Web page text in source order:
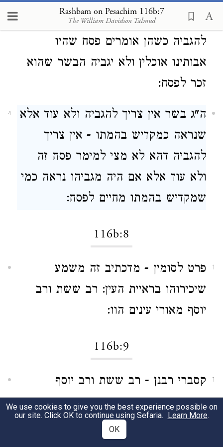
Rashbam on Pesachim 116b:7
The William Davidson Talmud
3
בשר - של מיני תבשילין אין צריך
להגביה כשהן אומרים פסח שהיו
אבותינו אוכלין ולא יגביה הבשר שהוא
זכר לפסח:
4
ה"ג בשר אין צריך להגביה ולא עוד אלא
שנראה כמקדיש בהמתו - אין צריך
להגביה דהא לא מצי למימר פסח זה
ולא עוד אלא אם היה מגביהו נראה כמי
שמקדיש בהמתו מחיים לפסח:
116b:8
1
פרט לסומין - מדכתיב זה משמע
שיכירוהו בראיית העין: רב ששת ורב
יוסף מאורי עינים הוו:
116b:9
1 קסברי רבנן - רב ששת ורב יוסף
116b:10
We use cookies to give you the best experience possible on
our site. Click OK to continue using Sefaria. Learn More.
OK